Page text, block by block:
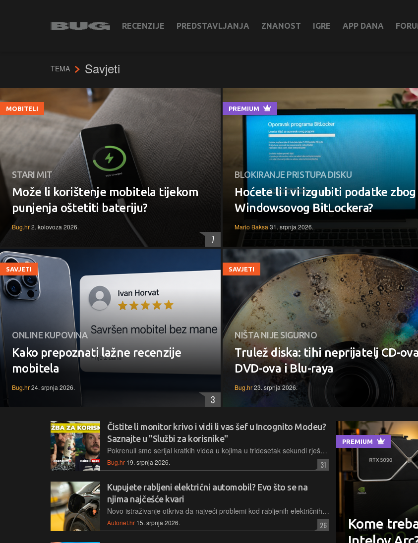
RECENZIJE PREDSTAVLJANJA ZNANOST IGRE APP DANA
TEMA Savjeti
MOBITELI
STARI MIT
Može li korištenje mobitela tijekom
punjenja oštetiti bateriju?
Bug.hr2. kolovoza 2026.
7
PREMIUM
BLOKIRANJE PRISTUPA DISKU
Hoćete li i vi izgubiti podatke zbog
Windowsovog BitLockera?
Mario Baksa 31. srpnja 2026.
SAVJETI
ONLINE KUPOVINA
Kako prepoznati lažne recenzije
mobitela
Bug.hr24. srpnja 2026.
3
SAVJETI
NIŠTA NIJE SIGURNO
Trulež diska: tihi neprijatelj CD-
DVD-ova i Blu-raya
Bug.hr23. srpnja 2026.
Čistite li monitor krivo i vidi li vas šef u Incognito Modeu?
Saznajte u "Službi za korisnike"
Pokrenuli smo serijal kratkih videa u kojima u tridesetak sekundi rješavamo sitne tehnološke frustracije s kojima se svi svakodnevno borimo. Od Windows trikova i čišćenja ekrana do privatnosti kod surfanja i fotografiranja mobitelom - prvih pet epizoda spremno je za gledanje
Bug.hr 19. srpnja 2026. 31
Kupujete rabljeni električni automobil? Evo što se na
njima najčešće kvari
Novo istraživanje otkriva da najveći problemi kod rabljenih električnih vozila nisu skupe visokonaponske baterije. Vlasnici se češće susreću s kvarovima ovjesa i električnih sustava, problemima poznatim i s klasičnih automobila
Autonet.hr 15. srpnja 2026. 26
PREMIUM
Kome